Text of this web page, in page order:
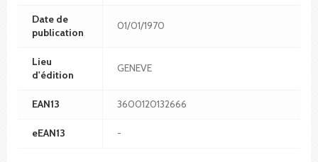
Date de
publication
01/01/1970
Lieu
d'édition
GENEVE
EAN13 3600120132666
eEAN13 -